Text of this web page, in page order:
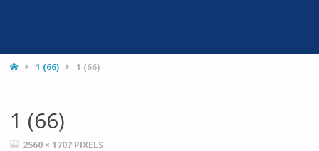
HOME1 (66) 1 (66)
1 (66)
FULL2560 × 1707 PIXELS